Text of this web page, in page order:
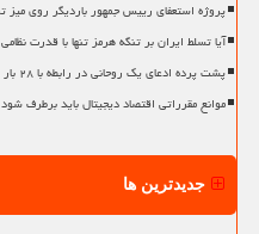
پروژه استعفای رییس جمهور باردیگر روی میز
آیا تسلط ایران بر تنگه هرمز تنها با قدرت
پشت پرده ادعای یک روحانی در رابطه با ۲۸ بار استعفای مسعود پزشکیان
موانع مقرراتی اقتصاد دیجیتال باید برطرف شود
جدیدترین ها